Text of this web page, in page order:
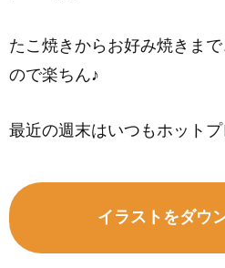
たこ焼きからお好み焼きま
ので楽ちん♪
最近の週末はいつもホットプ
イラストをダウ